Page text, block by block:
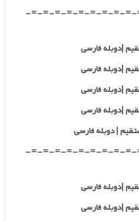
-=-=-=-=-=-=-=-=-
-=-=-=-=-=-=-=-=-